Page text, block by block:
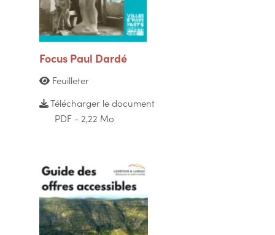
Focus Paul Dardé
Feuilleter
Télécharger le document
PDF - 2,22 Mo